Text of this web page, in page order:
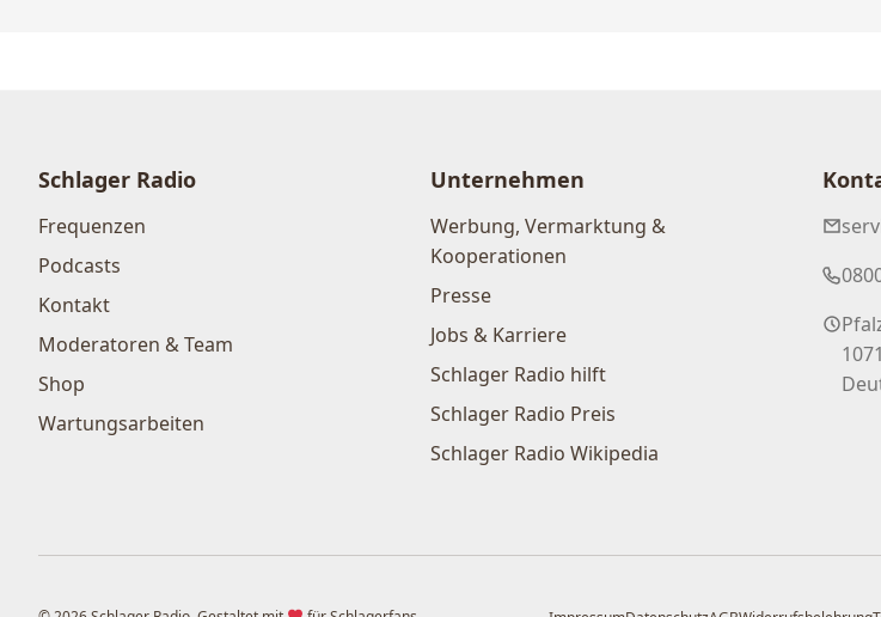
Schlager Radio
Frequenzen
Podcasts
Kontakt
Moderatoren & Team
Shop
Wartungsarbeiten
Unternehmen
Werbung, Vermarktung &
Kooperationen
Presse
Jobs & Karriere
Schlager Radio hilft
Schlager Radio Preis
Schlager Radio Wikipedia